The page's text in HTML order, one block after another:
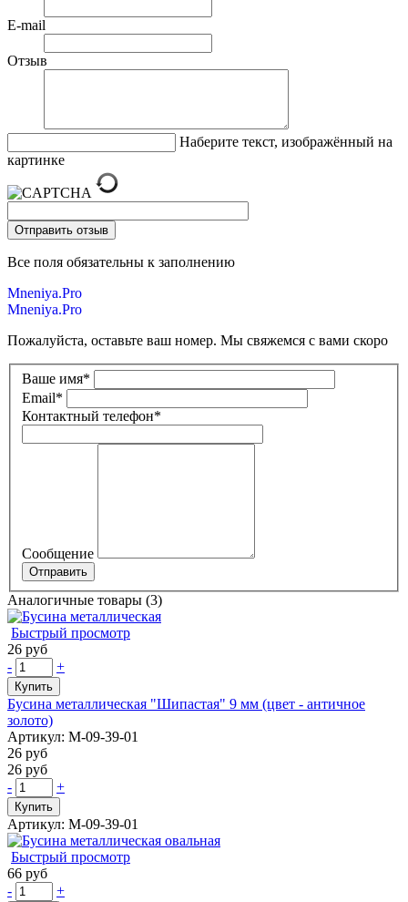
E-mail
Отзыв
Наберите текст, изображённый на
картинке
Все поля обязательны к заполнению
Mneniya.Pro
Mneniya.Pro
Пожалуйста, оставьте ваш номер. Мы свяжемся с вами скоро
Ваше имя*
Email*
Контактный телефон*
Сообщение
Аналогичные товары (3)
Быстрый просмотр
26 руб
-
+
Купить
Бусина металлическая "Шипастая" 9 мм (цвет - античное
золото)
Артикул: М-09-39-01
26 руб
26 руб
-
+
Купить
Артикул: М-09-39-01
Быстрый просмотр
66 руб
-
+